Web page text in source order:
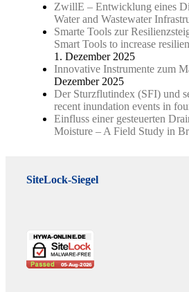
ZwillE – Entwicklung eines
Water and Wastewater
Smarte Tools zur
Smart Tools to increase
1. Dezember 2025
Innovative Instrumente zum
Dezember 2025
Der Sturzflutindex (SFI) und
recent inundation events in
Einfluss einer gesteuerten
Moisture – A Field Study in
SiteLock-Siegel